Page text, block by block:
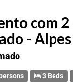
com
- Alpes
3 Beds